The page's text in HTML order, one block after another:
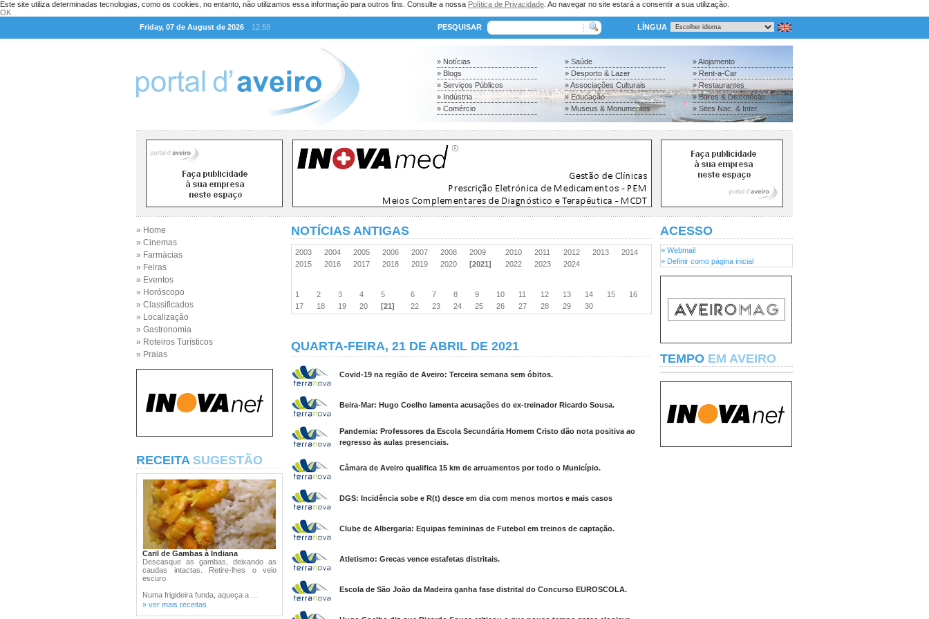
Este site utiliza determinadas tecnologias, como os cookies, no entanto, não utilizamos essa informação para outros fins. Consulte a nossa Política de Privacidade . Ao navegar no site estará a consentir a sua utilização.
OK
Friday, 07 de August de 2026
12:58 PESQUISAR LÍNGUA
» Notícias
» Blogs
» Serviços Públicos
» Indústria
» Comércio
» Saúde
» Desporto & Lazer
» Associações Culturais
» Educação
» Museus & Monumentos
» Alojamento
» Rent-a-Car
» Restaurantes
» Bares & Discotecas
» Sites Nac. & Inter.
» Home
» Cinemas
» Farmácias
» Feiras
» Eventos
» Horóscopo
» Classificados
» Localização
» Gastronomia
» Roteiros Turísticos
» Praias
RECEITA SUGESTÃO
Caril de Gambas à Indiana
Descasque as gambas, deixando as
caudas intactas. Retire-lhes o veio
escuro.
Numa frigideira funda, aqueça a ...
» ver mais receitas
NOTÍCIAS ANTIGAS
2003 2004 2005 2006 2007 2008 2009 2010 2011 2012 2013
2014
2015
2016 2017 2018 2019 2020 [2021] 2022 2023 2024
1 2 3 4 5 6 7 8 9 10 11 12 13 14 15
16
17
18 19 20 [21] 22 23 24 25 26 27 28 29 30
QUARTA-FEIRA, 21 DE ABRIL DE 2021
Covid-19 na região de Aveiro: Terceira semana sem óbitos.
Beira-Mar: Hugo Coelho lamenta acusações do ex-treinador Ricardo Sousa.
Pandemia: Professores da Escola Secundária Homem Cristo dão nota positiva ao
regresso às aulas presenciais.
Câmara de Aveiro qualifica 15 km de arruamentos por todo o Município.
DGS: Incidência sobe e R(t) desce em dia com menos mortos e mais casos
Clube de Albergaria: Equipas femininas de Futebol em treinos de captação.
Atletismo: Grecas vence estafetas distritais.
Escola de São João da Madeira ganha fase distrital do Concurso EUROSCOLA.
ACESSO
» Webmail
» Definir como página inicial
TEMPO EM AVEIRO